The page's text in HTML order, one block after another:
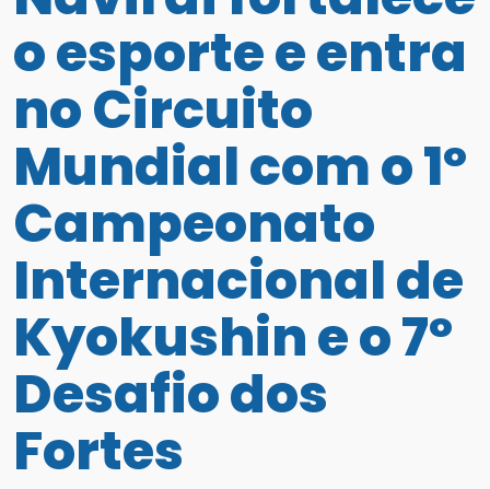
o esporte e entra
no Circuito
Mundial com o 1º
Campeonato
Internacional de
Kyokushin e o 7º
Desafio dos
Fortes